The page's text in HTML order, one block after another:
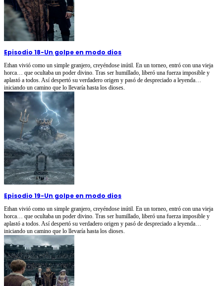
Episodio 18-Un golpe en modo dios
Ethan vivió como un simple granjero, creyéndose inútil. En un torneo, entró con una vieja
horca… que ocultaba un poder divino. Tras ser humillado, liberó una fuerza imposible y
aplastó a todos. Así despertó su verdadero origen y pasó de despreciado a leyenda…
iniciando un camino que lo llevaría hasta los dioses.
Episodio 19-Un golpe en modo dios
Ethan vivió como un simple granjero, creyéndose inútil. En un torneo, entró con una vieja
horca… que ocultaba un poder divino. Tras ser humillado, liberó una fuerza imposible y
aplastó a todos. Así despertó su verdadero origen y pasó de despreciado a leyenda…
iniciando un camino que lo llevaría hasta los dioses.